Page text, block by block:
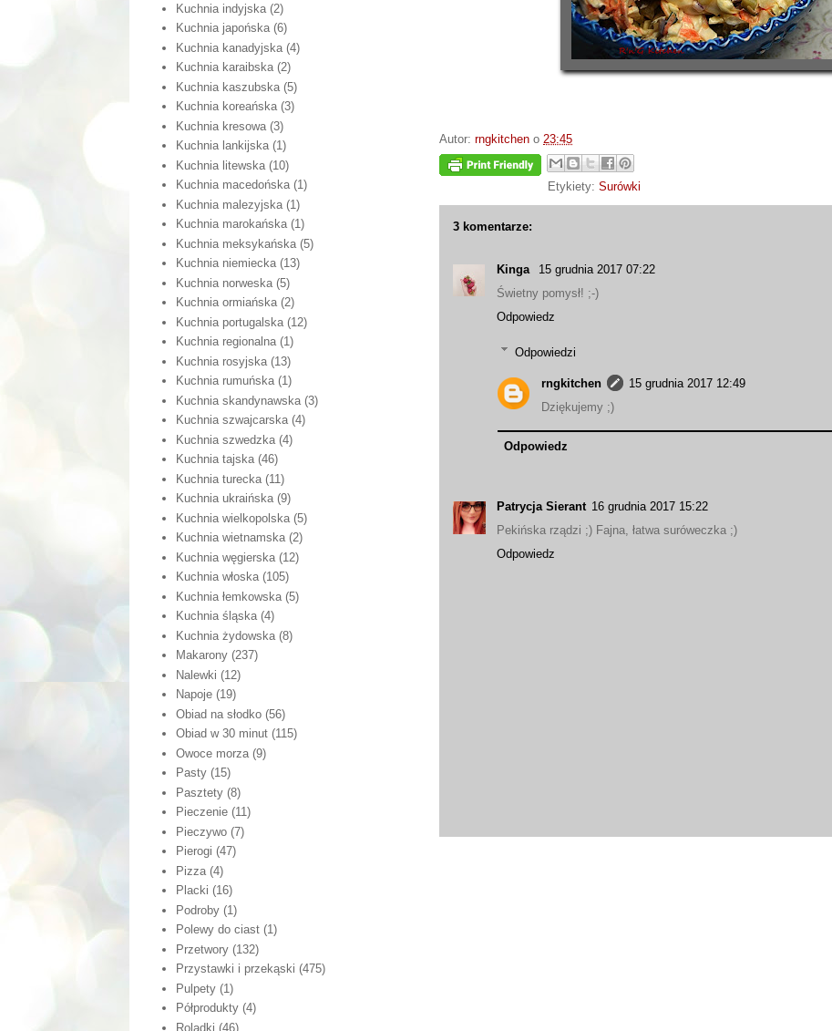
Autor: rngkitchen o 23:45
Etykiety: Surówki
3 komentarze:
Kinga
15 grudnia 2017 07:22
Świetny pomysł! ;-)
Odpowiedz
Odpowiedzi
rngkitchen
15 grudnia 2017 12:49
Dziękujemy ;)
Odpowiedz
Patrycja Sierant 16 grudnia 2017 15:22
Pekińska rządzi ;) Fajna, łatwa suróweczka ;)
Odpowiedz
Kuchnia indyjska (2)
Kuchnia japońska (6)
Kuchnia kanadyjska (4)
Kuchnia karaibska (2)
Kuchnia kaszubska (5)
Kuchnia koreańska (3)
Kuchnia kresowa (3)
Kuchnia lankijska (1)
Kuchnia litewska (10)
Kuchnia macedońska (1)
Kuchnia malezyjska (1)
Kuchnia marokańska (1)
Kuchnia meksykańska (5)
Kuchnia niemiecka (13)
Kuchnia norweska (5)
Kuchnia ormiańska (2)
Kuchnia portugalska (12)
Kuchnia regionalna (1)
Kuchnia rosyjska (13)
Kuchnia rumuńska (1)
Kuchnia skandynawska (3)
Kuchnia szwajcarska (4)
Kuchnia szwedzka (4)
Kuchnia tajska (46)
Kuchnia turecka (11)
Kuchnia ukraińska (9)
Kuchnia wielkopolska (5)
Kuchnia wietnamska (2)
Kuchnia węgierska (12)
Kuchnia włoska (105)
Kuchnia łemkowska (5)
Kuchnia śląska (4)
Kuchnia żydowska (8)
Makarony (237)
Nalewki (12)
Napoje (19)
Obiad na słodko (56)
Obiad w 30 minut (115)
Owoce morza (9)
Pasty (15)
Pasztety (8)
Pieczenie (11)
Pieczywo (7)
Pierogi (47)
Pizza (4)
Placki (16)
Podroby (1)
Polewy do ciast (1)
Przetwory (132)
Przystawki i przekąski (475)
Pulpety (1)
Półprodukty (4)
Roladki (46)